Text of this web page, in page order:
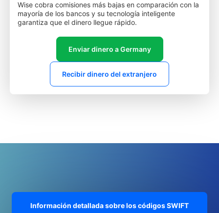
Wise cobra comisiones más bajas en comparación con la
mayoría de los bancos y su tecnología inteligente
garantiza que el dinero llegue rápido.
Enviar dinero a Germany
Recibir dinero del extranjero
Información detallada sobre los códigos SWIFT